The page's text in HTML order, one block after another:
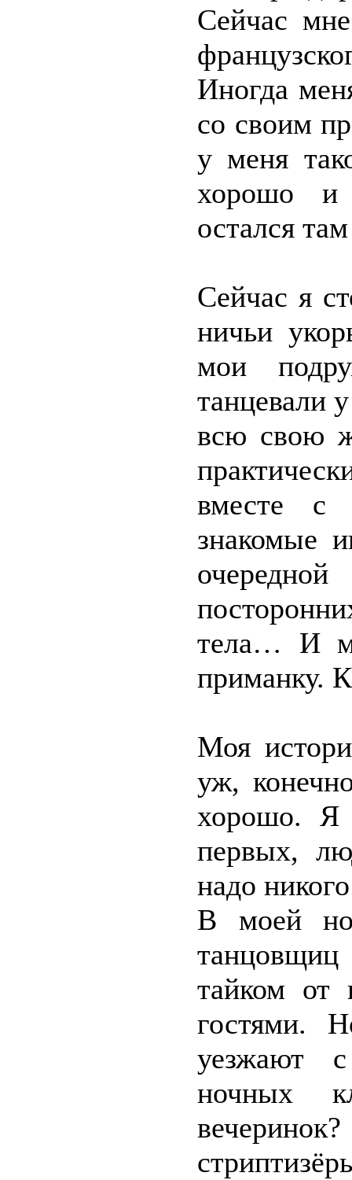
Сейчас
Иногда
со своим
у меня
хорошо и
остался
Сейчас я
ничьи
мои
танцевали
всю свою
вместе
знакомые
тела… И
приманку.
Моя
уж,
хорошо. Я
первых,
надо
В моей
тайком от
гостями.
уезжают
ночных